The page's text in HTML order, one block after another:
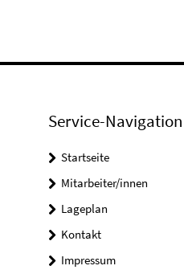
Service-Navigation
Startseite
Mitarbeiter/innen
Lageplan
Kontakt
Impressum